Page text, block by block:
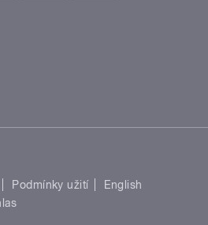
Podmínky užití
English